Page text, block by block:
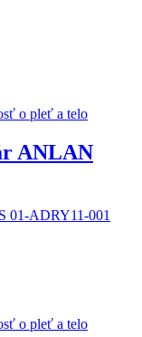
o pleť a telo
ANLAN
01-ADRY11-001
o pleť a telo